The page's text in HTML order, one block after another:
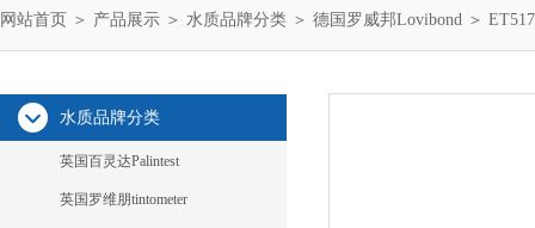
网站首页 ＞ 产品展示 ＞ 水质品牌分类 ＞ 德国罗威邦Lovibond ＞
水质品牌分类
英国百灵达Palintest
英国罗维朋tintometer